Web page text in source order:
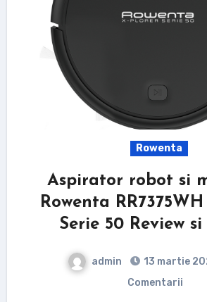
Rowenta
Aspirator robot si
Rowenta
Serie 50 Review
admin 13 martie
Comentarii